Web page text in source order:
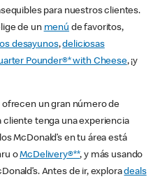
para nuestros clientes.
de un menú de favoritos,
desayunos,deliciosas
Pounder®* with Cheese, ¡y
ofrecen un gran número de
cliente tenga una experiencia
McDonald’s en tu área está
oMcDelivery®**, y más usando
Antes de ir, exploradeals